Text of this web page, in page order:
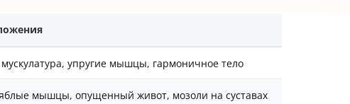
упругие мышцы, гармоничное тело
мышцы, опущенный живот, мозоли на суставах